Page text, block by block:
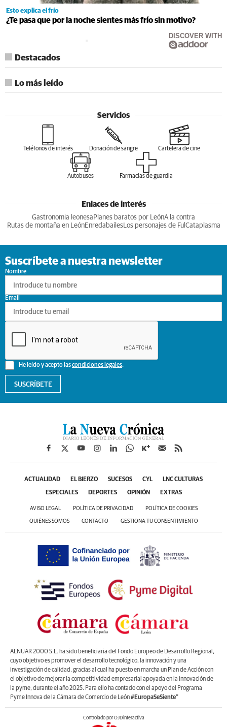
Esto explica el frío
¿Te pasa que por la noche sientes más frío sin motivo?
DISCOVER WITH
Destacados
Lo más leído
Servicios
Teléfonos de interés Donación de sangre Cartelera de cine
Autobuses Farmacias de guardia
Enlaces de interés
Gastronomia leonesa Planes baratos por LeónA la contra
Rutas de montaña en LeónEnredabailesLos personajes de Ful Cataplasma
Suscríbete a nuestra newsletter
Nombre
He leído y acepto lascondiciones legales.
Email
SUSCRÍBETE
ACTUALIDAD EL BIERZO SUCESOS CYL LNC CULTURAS
ESPECIALES DEPORTES OPINIÓN EXTRAS
AVISO LEGAL POLÍTICA DE PRIVACIDAD POLÍTICA DE COOKIES
QUIÉNES SOMOS CONTACTO GESTIONA TU CONSENTIMIENTO
ALNUAR 2000 S.L. ha sido beneficiaria del Fondo Europeo de Desarrollo Regional,
cuyo objetivo es promover el desarrollo tecnológico, la innovación y una
investigación de calidad, gracias al cual ha puesto en marcha un Plan de Acción con
el objetivo de mejorar la competitividad empresarial apoyada en la innovación de
la pyme, durante el año 2025. Para ello ha contado con el apoyo del Programa
Pyme Innova de la Cámara de Comercio de León#EuropaSeSiente”
Controlado por OJDinteractiva